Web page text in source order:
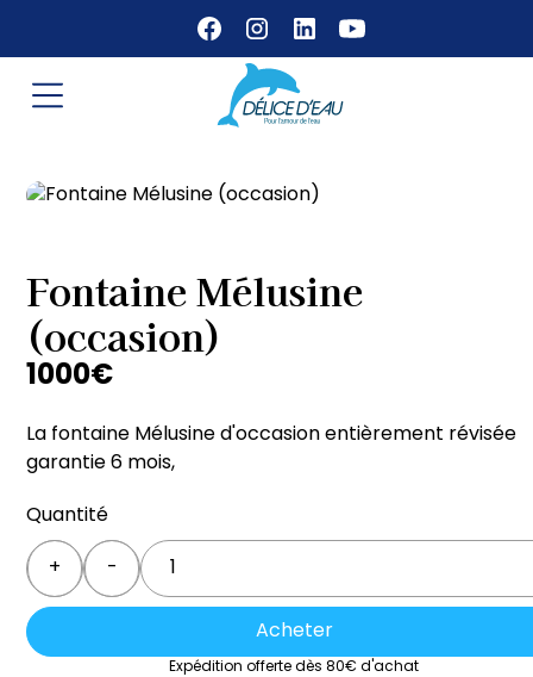
Fontaine Mélusine
(occasion)
1000€
La fontaine Mélusine d'occasion entièrement révisée
garantie 6 mois,
Quantité
+ -
Quantity
Acheter
Expédition offerte dès 80€ d'achat